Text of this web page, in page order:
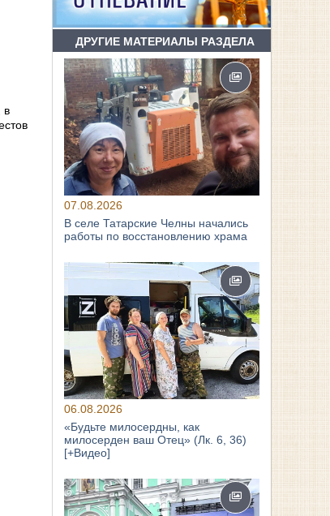
в
ДРУГИЕ МАТЕРИАЛЫ РАЗДЕЛА
07.08.2026
В селе Татарские Челны начались
работы по восстановлению храма
06.08.2026
«Будьте милосердны, как
милосерден ваш Отец» (Лк. 6, 36)
[+Видео]